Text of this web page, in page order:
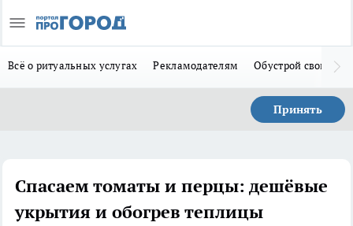
Всё о ритуальных услугах Рекламодателям Обустрой свой дом
Принять
Спасаем томаты и перцы: дешёвые
укрытия и обогрев теплицы